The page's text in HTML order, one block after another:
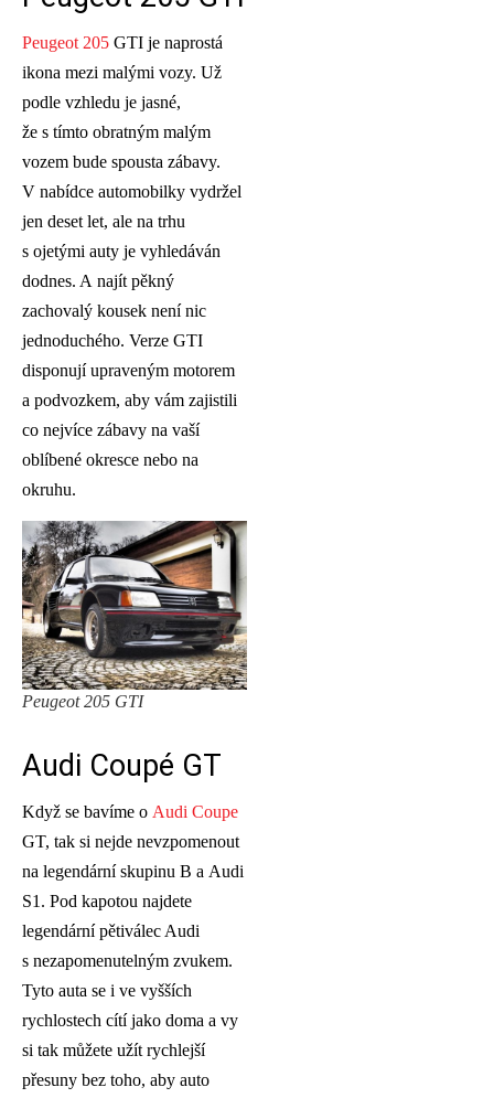
Peugeot 205 GTI je naprostá
ikona mezi malými vozy. Už
podle vzhledu je jasné,
že s tímto obratným malým
vozem bude spousta zábavy.
V nabídce automobilky vydržel
jen deset let, ale na trhu
s ojetými auty je vyhledáván
dodnes. A najít pěkný
zachovalý kousek není nic
jednoduchého. Verze GTI
disponují upraveným motorem
a podvozkem, aby vám zajistili
co nejvíce zábavy na vaší
oblíbené okresce nebo na
okruhu.
Peugeot 205 GTI
Audi Coupé GT
Když se bavíme o Audi Coupe
GT, tak si nejde nevzpomenout
na legendární skupinu B a Audi
S1. Pod kapotou najdete
legendární pětiválec Audi
s nezapomenutelným zvukem.
Tyto auta se i ve vyšších
rychlostech cítí jako doma a vy
si tak můžete užít rychlejší
přesuny bez toho, aby auto